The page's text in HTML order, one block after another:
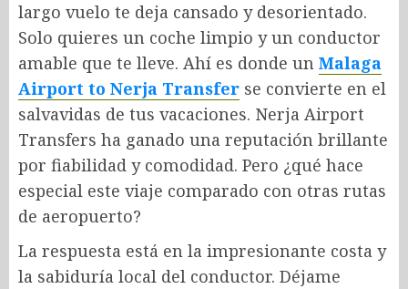
largo vuelo te deja cansado y desorientado.
Solo quieres un coche limpio y un conductor
amable que te lleve. Ahí es donde un Malaga
Airport to Nerja Transfer se convierte en el
salvavidas de tus vacaciones. Nerja Airport
Transfers ha ganado una reputación brillante
por fiabilidad y comodidad. Pero ¿qué hace
especial este viaje comparado con otras rutas
de aeropuerto?
La respuesta está en la impresionante costa y
la sabiduría local del conductor. Déjame